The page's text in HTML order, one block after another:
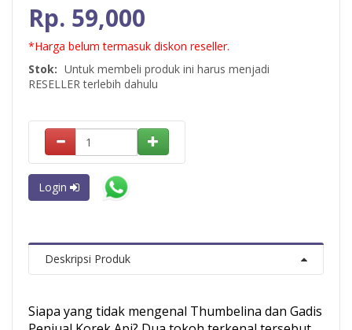
Rp. 59,000
*Harga belum termasuk diskon reseller.
Stok: Untuk membeli produk ini harus menjadi
RESELLER terlebih dahulu
Login
Deskripsi Produk
Siapa yang tidak mengenal Thumbelina dan Gadis